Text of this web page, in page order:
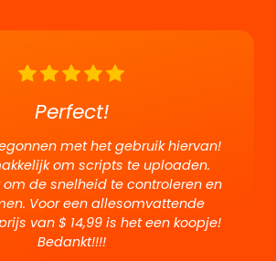
Perfect!
met het gebruik hiervan!
om scripts te uploaden.
om de snelheid te controleren en
Voor een allesomvattende
van $ 14,99 is het een koopje!
Bedankt!!!!